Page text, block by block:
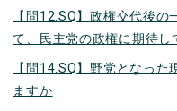
【問12.SQ】政権交代後
て、民主党の政権に期待し
【問14.SQ】野党となっ
ますか